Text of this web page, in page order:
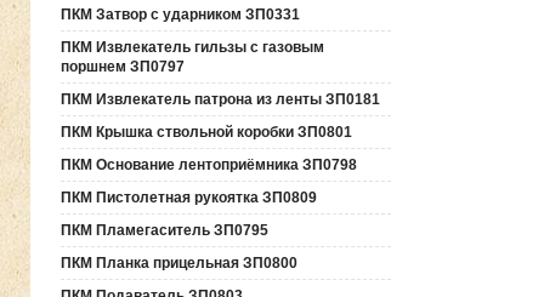
ПКМ Затвор с ударником ЗП0331
ПКМ Извлекатель гильзы с газовым
поршнем ЗП0797
ПКМ Извлекатель патрона из ленты ЗП0181
ПКМ Крышка ствольной коробки ЗП0801
ПКМ Основание лентоприёмника ЗП0798
ПКМ Пистолетная рукоятка ЗП0809
ПКМ Пламегаситель ЗП0795
ПКМ Планка прицельная ЗП0800